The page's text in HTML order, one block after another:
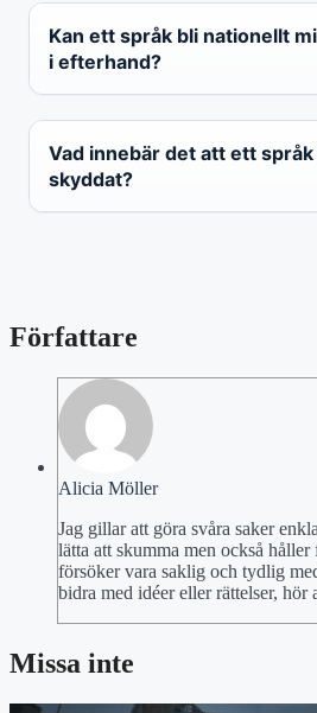
Kan ett språk bli nationellt
i efterhand?
Vad innebär det att ett
skyddat?
Författare
Alicia Möller
Jag gillar att göra svåra saker
lätta att skumma men också
försöker vara saklig och tydlig
bidra med idéer eller rättelser, hör
Missa inte